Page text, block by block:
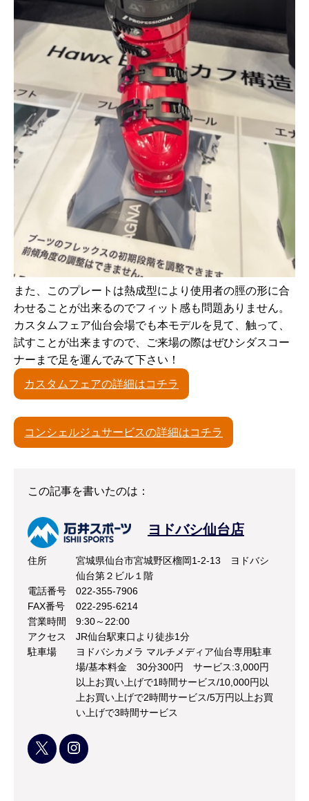
また、このプレートは熱成型により使用者の脛の形に合
わせることが出来るのでフィット感も問題ありません。
カスタムフェア仙台会場でも本モデルを見て、触って、
試すことが出来ますので、ご来場の際はぜひシダスコー
ナーまで足を運んでみて下さい！
カスタムフェアの詳細はコチラ
コンシェルジュサービスの詳細はコチラ
この記事を書いたのは：
ヨドバシ仙台店
住所
宮城県仙台市宮城野区榴岡1-2-13 ヨドバシ
仙台第２ビル１階
電話番号
022-355-7906
FAX番号
022-295-6214
営業時間
9:30～22:00
アクセス
JR仙台駅東口より徒歩1分
駐車場
ヨドバシカメラ マルチメディア仙台専用駐車
場/基本料金 30分300円 サービス:3,000円
以上お買い上げで1時間サービス/10,000円以
上お買い上げで2時間サービス/5万円以上お買
い上げで3時間サービス